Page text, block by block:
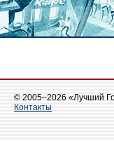
© 2005–2026 «Лучший
Контакты